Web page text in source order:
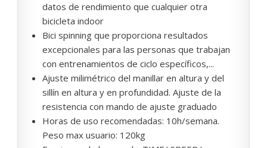
datos de rendimiento que cualquier otra
bicicleta indoor
Bici spinning que proporciona resultados
excepcionales para las personas que trabajan
con entrenamientos de ciclo específicos,...
Ajuste milimétrico del manillar en altura y del
sillín en altura y en profundidad. Ajuste de la
resistencia con mando de ajuste graduado
Horas de uso recomendadas: 10h/semana.
Peso max usuario: 120kg